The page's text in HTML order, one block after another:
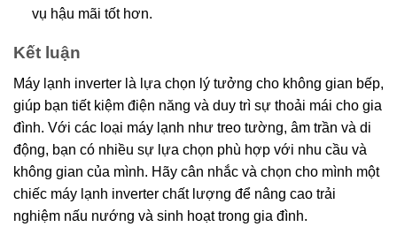
vụ hậu mãi tốt hơn.
Kết luận
Máy lạnh inverter là lựa chọn lý tưởng cho không gian bếp,
giúp bạn tiết kiệm điện năng và duy trì sự thoải mái cho gia
đình. Với các loại máy lạnh như treo tường, âm trần và di
động, bạn có nhiều sự lựa chọn phù hợp với nhu cầu và
không gian của mình. Hãy cân nhắc và chọn cho mình một
chiếc máy lạnh inverter chất lượng để nâng cao trải
nghiệm nấu nướng và sinh hoạt trong gia đình.